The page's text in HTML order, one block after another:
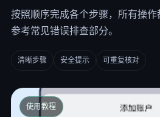
按照顺序完成各个步骤，所有操
参考常见错误排查部分。
清晰步骤 安全提示 可重复核对
使用教程